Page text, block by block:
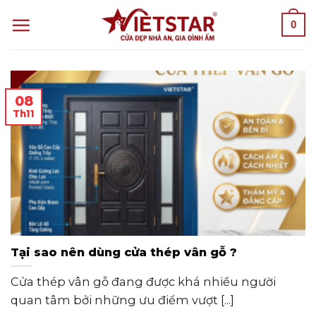
to
0
Tại sao nên dùng cửa thép vân gỗ ?
Cửa thép vân gỗ đang được khá nhiều người
quan tâm bởi những ưu điểm vượt [...]
08
Th11